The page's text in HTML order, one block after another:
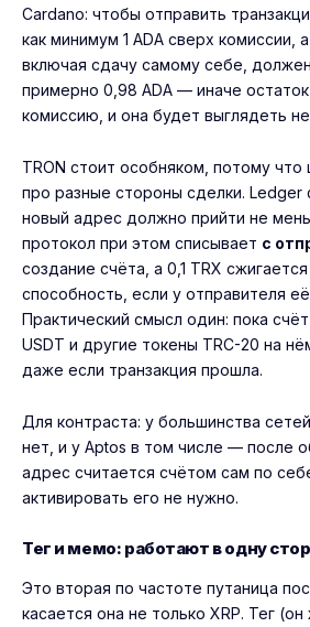
Cardano: чтобы отправить
как минимум 1 ADA сверх комиссии,
включая сдачу самому себе,
примерно 0,98 ADA — иначе
комиссию, и она будет выглядеть
TRON стоит особняком, потому
про разные стороны сделки. Ledger
новый адрес должно прийти не
протокол при этом списывает с
создание счёта, а 0,1 TRX
способность, если у отправителя
Практический смысл один: пока счёт
USDT и другие токены TRC-20 на
даже если транзакция прошла.
Для контраста: у большинства
нет, и у Aptos в том числе — после
адрес считается счётом сам по
активировать его не нужно.
Тег и мемо: работают в одну
Это вторая по частоте путаница
касается она не только XRP. Тег